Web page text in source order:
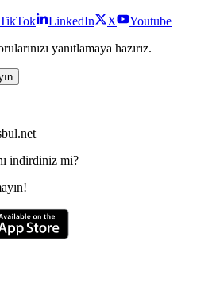
TikTok LinkedIn X
Youtube
yanıtlamaya hazırız.
indirdiniz mi?